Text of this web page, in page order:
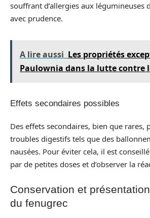
souffrant d’allergies aux légumineuses
avec prudence.
A lire aussi Les propriétés
Paulownia dans la lutte contre
Effets secondaires possibles
Des effets secondaires, bien que rares,
troubles digestifs tels que des
nausées. Pour éviter cela, il est
par de petites doses et d’observer la
Conservation et
du fenugrec